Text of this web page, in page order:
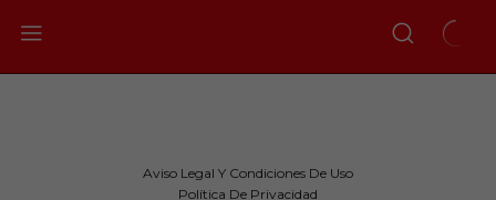
Aviso Legal Y Condiciones De Uso
Política De Privacidad